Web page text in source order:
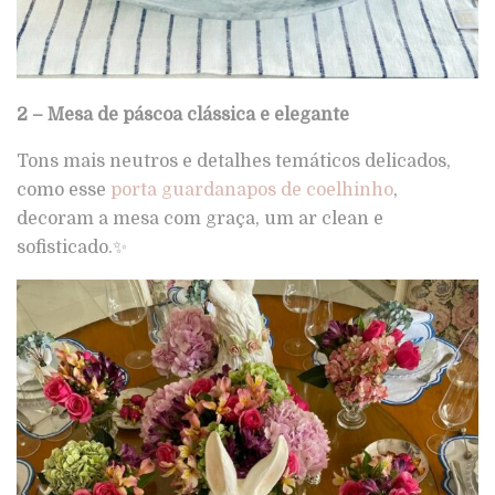
2 – Mesa de páscoa clássica e elegante
Tons mais neutros e detalhes temáticos delicados,
como esse porta guardanapos de coelhinho,
decoram a mesa com graça, um ar clean e
sofisticado.✨